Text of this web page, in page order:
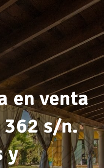
en venta
362 s/n.
y